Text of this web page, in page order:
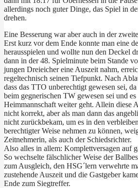
allerdings noch guter Dinge, das Spiel in
drehen.
Eine Besserung war aber auch in der
Erst kurz vor dem Ende konnte man eine
herausspielen und wollte nun den Deckel
dann in der 48. Spielminute beim Stande
jungen Dreieicher eine Auszeit nahm,
regeltechnisch seinen Tiefpunkt. Nach
dass das TTO unberechtigt gewesen sei,
beim gegnerischen TW gewesen sei und
Heimmannschaft weiter geht. Allein diese
nicht korrekt, aber als man dann das
nicht zurückbekam, um es in den
berechtigter Weise nehmen zu können,
Zeitnehmerin, als auch der Schiedsrichter.
Also alles in allem: Komplettversagen auf
So wechselte fälschlicher Weise der
zum Ausgleich, den HSG´lern verwehrte
zustehende Auszeit und die Gastgeber
Ende zum Siegtreffer.